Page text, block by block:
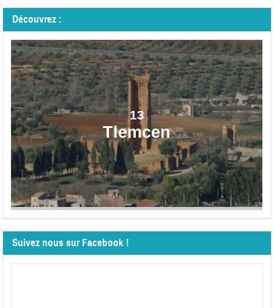
Découvrez :
13
Tlemcen
Suivez nous sur Facebook !